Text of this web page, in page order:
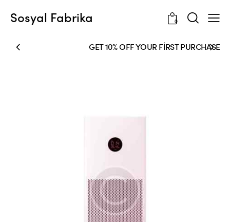
Sosyal Fabrika 0
GET 10% OFF YOUR FIRST PURCHASE